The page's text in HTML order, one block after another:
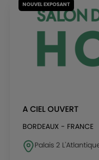
NOUVEL EXPOSANT
A CIEL OUVERT
BORDEAUX - FRANCE
Palais 2